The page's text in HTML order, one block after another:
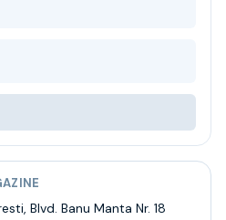
, Blvd. Banu Manta Nr. 18